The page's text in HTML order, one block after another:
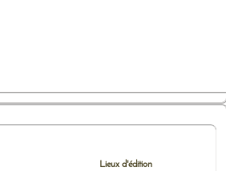
Lieux d'édition